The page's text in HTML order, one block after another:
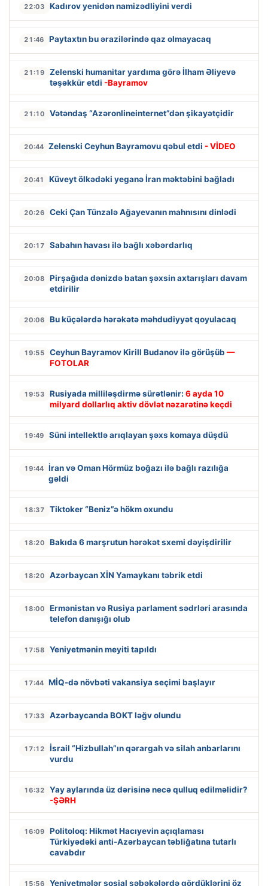
22:03 Kadırov yenidən namizədliyini verdi
21:46 Paytaxtın bu ərazilərində qaz olmayacaq
21:19
Zelenski humanitar yardıma görə İlham Əliyevə
təşəkkür etdi -Bayramov
21:10 Vətəndaş “Azəronlineinternet”dən şikayətçidir
20:44 Zelenski Ceyhun Bayramovu qəbul etdi - VİDEO
20:41 Küveyt ölkədəki yeganə İran məktəbini bağladı
20:26 Ceki Çan Tünzalə Ağayevanın mahnısını dinlədi
20:17 Sabahın havası ilə bağlı xəbərdarlıq
20:08
Pirşağıda dənizdə batan şəxsin axtarışları davam
etdirilir
20:06 Bu küçələrdə hərəkətə məhdudiyyət qoyulacaq
19:55 Ceyhun Bayramov Kirill Budanov ilə görüşüb —
FOTOLAR
19:53 Rusiyada milliləşdirmə sürətlənir: 6 ayda 10
milyard dollarlıq aktiv dövlət nəzarətinə keçdi
19:49 Süni intellektlə arıqlayan şəxs komaya düşdü
19:44 İran və Oman Hörmüz boğazı ilə bağlı razılığa
gəldi
18:37 Tiktoker “Beniz”ə hökm oxundu
18:20 Bakıda 6 marşrutun hərəkət sxemi dəyişdirilir
18:20 Azərbaycan XİN Yamaykanı təbrik etdi
18:00
Ermənistan və Rusiya parlament sədrləri arasında
telefon danışığı olub
17:58 Yeniyetmənin meyiti tapıldı
17:44 MİQ-də növbəti vakansiya seçimi başlayır
17:33 Azərbaycanda BOKT ləğv olundu
17:12
İsrail “Hizbullah”ın qərargah və silah anbarlarını
vurdu
16:32
Yay aylarında üz dərisinə necə qulluq edilməlidir?
-ŞƏRH
16:09
Politoloq: Hikmət Hacıyevin açıqlaması
Türkiyədəki anti-Azərbaycan təbliğatına tutarlı
cavabdır
15:56 Yeniyetmələr sosial şəbəkələrdə gördüklərini öz